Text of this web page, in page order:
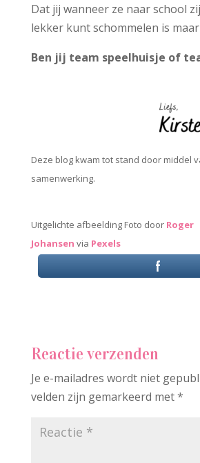
Dat jij wanneer ze naar school
lekker kunt schommelen is
Ben jij team speelhuisje of
Deze blog kwam tot stand door middel
samenwerking.
Uitgelichte afbeelding Foto door Roger
Johansen via Pexels
Reactie verzenden
Je e-mailadres wordt niet
velden zijn gemarkeerd met*